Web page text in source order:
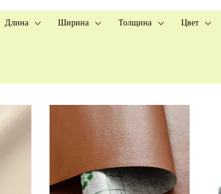
Длина Ширина Толщина Цвет